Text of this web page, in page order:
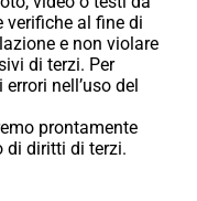
verifiche al fine di
e non violare
di terzi. Per
nell’uso del
prontamente
di diritti di terzi.